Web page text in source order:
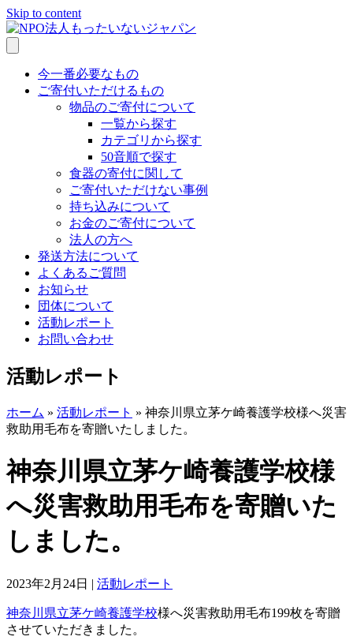
Skip to content
今一番必要なもの
ご寄付いただけるもの
物品のご寄付について
一覧から探す
カテゴリから探す
50音順で探す
食器の寄付に関して
ご寄付いただけない事例
持ち込みについて
お金のご寄付について
法人の方へ
発送方法について
よくあるご質問
お知らせ
団体について
活動レポート
お問い合わせ
活動レポート
ホーム » 活動レポート » 神奈川県立茅ケ崎養護学校様へ災害
救助用毛布を寄贈いたしました。
神奈川県立茅ケ崎養護学校様
へ災害救助用毛布を寄贈いた
しました。
2023年2月24日 | 活動レポート
神奈川県立茅ケ崎養護学校様へ災害救助用毛布199枚を寄贈
させていただきました。